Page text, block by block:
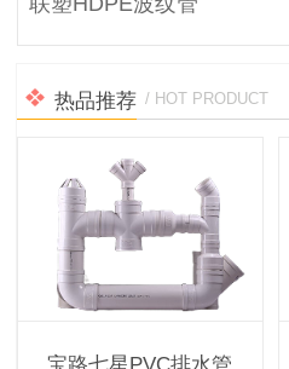
热品推荐 / HOT PRODUCT